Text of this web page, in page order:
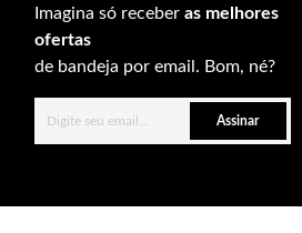
Imagina só receber as melhores
ofertas
de bandeja por email. Bom, né?
Assinar